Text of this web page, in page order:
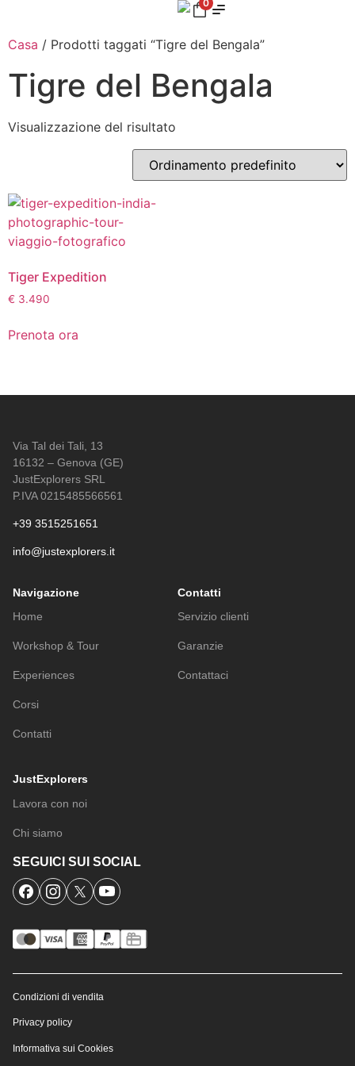
0
Casa / Prodotti taggati “Tigre del Bengala”
Tigre del Bengala
Visualizzazione del risultato
Tiger Expedition
€ 3.490
Prenota ora
Via Tal dei Tali, 13
16132 – Genova (GE)
JustExplorers SRL
P.IVA 0215485566561
+39 3515251651
info@justexplorers.it
Navigazione
Home
Workshop & Tour
Experiences
Corsi
Contatti
Contatti
Servizio clienti
Garanzie
Contattaci
JustExplorers
Lavora con noi
Chi siamo
SEGUICI SUI SOCIAL
Condizioni di vendita
Privacy policy
Informativa sui Cookies